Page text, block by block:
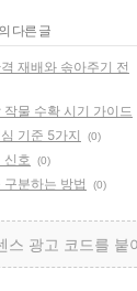
다른 글
재배와 솎아주기 전
물 수확 시기 가이드
기준 5가지 (0)
신호 (0)
분하는 방법 (0)